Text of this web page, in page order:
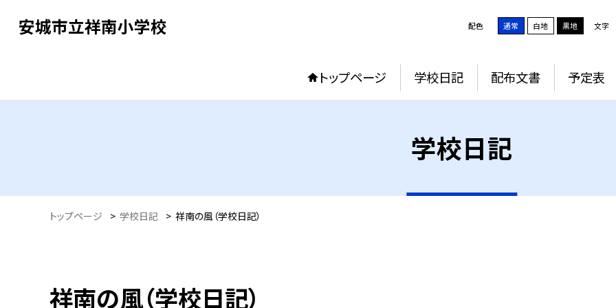
安城市立祥南小学校 配色 通常 白地 黒地 文字
トップページ 学校日記 配布文書 予定表
学校日記
トップページ > 学校日記 > 祥南の風（学校日記）
祥南の風（学校日記）